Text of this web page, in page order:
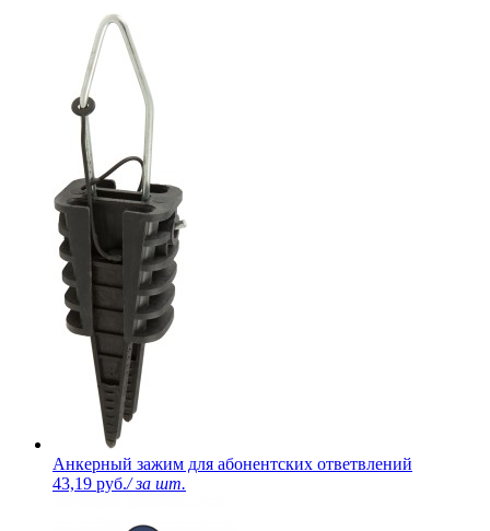
Анкерный зажим для абонентских ответвлений
43,19 руб./ за шт.